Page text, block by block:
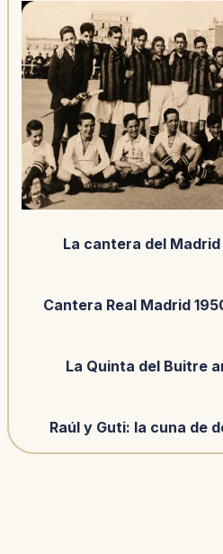
La cantera del Madrid
Cantera Real Madrid
La Quinta del Buitre
Raúl y Guti: la cuna de